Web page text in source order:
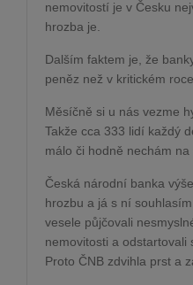
nemovitostí je v Česku
hrozba je.
Dalším faktem je, že
peněz než v kritickém
Měsíčně si u nás vezme
Takže cca 333 lidí každý
málo či hodně nechám na
Česká národní banka
hrozbu a já s ní
vesele půjčovali
nemovitosti a odstartovali
Proto ČNB zdvihla prst a